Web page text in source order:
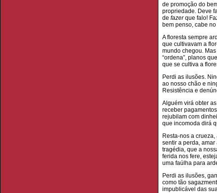
de promoção do
propriedade. Deve
de fazerque falo!
bem penso, cabe
A floresta sempre
que cultivavam a
mundo chegou.
“ordena”, planos
que se cultiva a
Perdi as ilusões.
ao nosso chão e
Resistência e
Alguém virá obter
receber
rejubilam com
que incomoda dirá
Resta-nos a
sentir a perda,
tragédia, que a
ferida nos fere,
uma faúlha para
Perdi as ilusões,
como tão
impublicável das